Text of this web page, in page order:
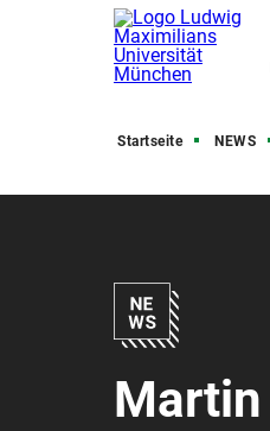
Startseite NEWS